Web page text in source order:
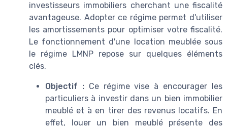
investisseurs immobiliers cherchant une fiscalité
avantageuse. Adopter ce régime permet d'utiliser
les amortissements pour optimiser votre fiscalité.
Le fonctionnement d'une location meublée sous
le régime LMNP repose sur quelques éléments
clés.
Objectif :Ce régime vise à encourager les
particuliers à investir dans un bien immobilier
meublé et à en tirer des revenus locatifs. En
effet, louer un bien meublé présente des